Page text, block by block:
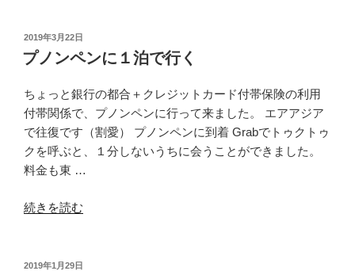
バ
ー
ガ
ー”
の
ペ
ン
ら
う
ん
ち
き
の
チ
投
稿
日:
2019年3月22日
プノンペンに１泊で行く
ちょっと銀行の都合＋クレジットカード付帯保険の利用
付帯関係で、プノンペンに行って来ました。 エアアジア
で往復です（割愛） プノンペンに到着 Grabでトゥクトゥ
クを呼ぶと、１分しないうちに会うことができました。
料金も東 …
“プ
ペ
続きを読む
投
2019年1月29日